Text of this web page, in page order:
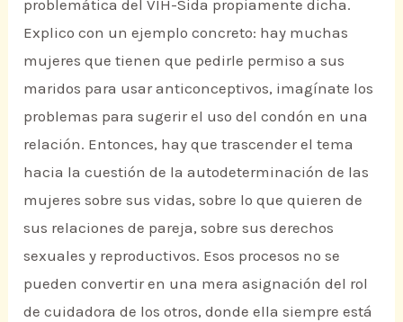
problemática del VIH-Sida propiamente dicha.
Explico con un ejemplo concreto: hay muchas
mujeres que tienen que pedirle permiso a sus
maridos para usar anticonceptivos, imagínate los
problemas para sugerir el uso del condón en una
relación. Entonces, hay que trascender el tema
hacia la cuestión de la autodeterminación de las
mujeres sobre sus vidas, sobre lo que quieren de
sus relaciones de pareja, sobre sus derechos
sexuales y reproductivos. Esos procesos no se
pueden convertir en una mera asignación del rol
de cuidadora de los otros, donde ella siempre está